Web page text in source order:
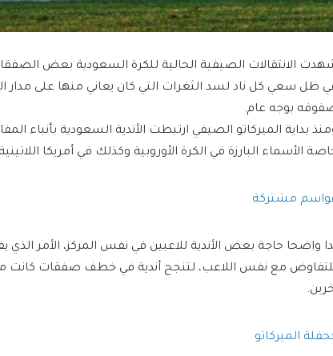
الانتقالات الصيفية الحالية للكرة السعودية بعض
ظل سعي كل ناد لسد الثغرات التي كان يعاني منها على مدار
بوجه عام.
بداية الميركاتو الصيفي ارتبطت الأندية السعودية بأنباء
الأسماء البارزة في الكرة الأوروبية وكذلك في أمريكا
مشتركة
واضحا حاجة بعض الأندية للاعبين في نفس المركز، الأمر
مع نفس اللاعب، لتنجح أندية في خطف صفقات كانت
الميركاتو